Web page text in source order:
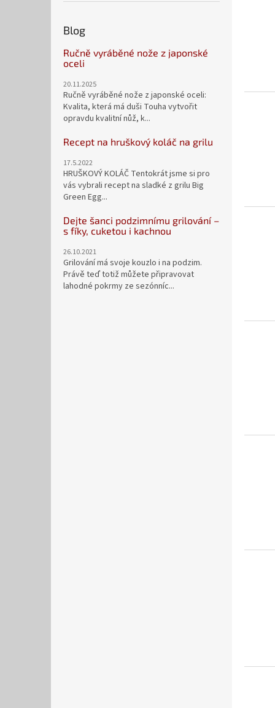
Blog
Ručně vyráběné nože z japonské
oceli
20.11.2025
Ručně vyráběné nože z japonské oceli:
Kvalita, která má duši Touha vytvořit
opravdu kvalitní nůž, k...
Recept na hruškový koláč na grilu
17.5.2022
HRUŠKOVÝ KOLÁČ Tentokrát jsme si pro
vás vybrali recept na sladké z grilu Big
Green Egg...
Dejte šanci podzimnímu grilování –
s fíky, cuketou i kachnou
26.10.2021
Grilování má svoje kouzlo i na podzim.
Právě teď totiž můžete připravovat
lahodné pokrmy ze sezónníc...